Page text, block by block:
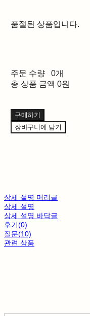
품절된 상품입니다.
주문 수량
0개
총 상품 금액 0원
구매하기
장바구니에 담기
상세 설명 머리글
상세 설명
상세 설명 바닥글
후기(0)
질문(10)
관련 상품